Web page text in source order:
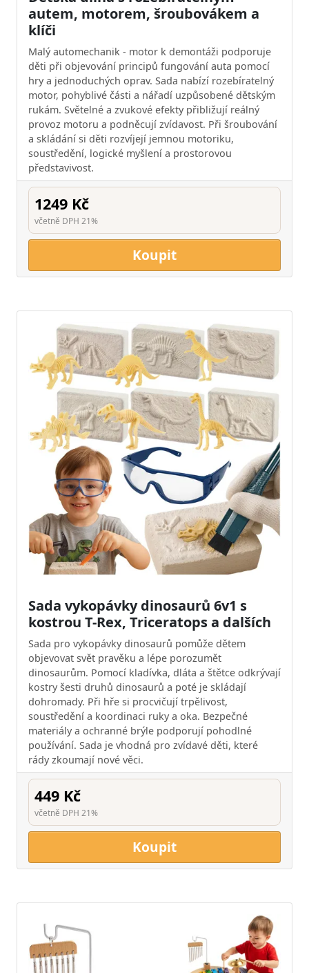
autem, motorem, šroubovákem a
klíči
Malý automechanik - motor k demontáži podporuje
děti při objevování principů fungování auta pomocí
hry a jednoduchých oprav. Sada nabízí rozebíratelný
motor, pohyblivé části a nářadí uzpůsobené dětským
rukám. Světelné a zvukové efekty přibližují reálný
provoz motoru a podněcují zvídavost. Při šroubování
a skládání si děti rozvíjejí jemnou motoriku,
soustředění, logické myšlení a prostorovou
představivost.
1249 Kč
včetně DPH 21%
Koupit
Sada vykopávky dinosaurů 6v1 s
kostrou T-Rex, Triceratops a dalších
Sada pro vykopávky dinosaurů pomůže dětem
objevovat svět pravěku a lépe porozumět
dinosaurům. Pomocí kladívka, dláta a štětce odkrývají
kostry šesti druhů dinosaurů a poté je skládají
dohromady. Při hře si procvičují trpělivost,
soustředění a koordinaci ruky a oka. Bezpečné
materiály a ochranné brýle podporují pohodlné
používání. Sada je vhodná pro zvídavé děti, které
rády zkoumají nové věci.
449 Kč
včetně DPH 21%
Koupit